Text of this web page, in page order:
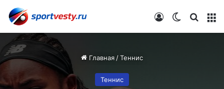
Switch skin
Войти
Главная /Теннис
Теннис